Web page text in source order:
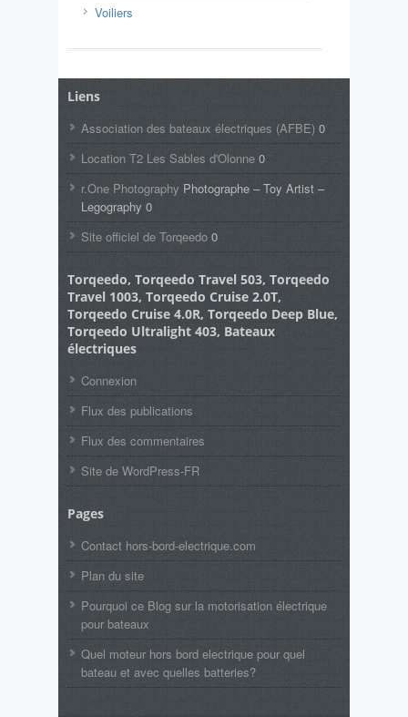
Voiliers
Liens
Association des bateaux électriques (AFBE) 0
Location T2 Les Sables d'Olonne 0
r.One Photography Photographe – Toy Artist –
Legography 0
Site officiel de Torqeedo 0
Torqeedo, Torqeedo Travel 503, Torqeedo
Travel 1003, Torqeedo Cruise 2.0T,
Torqeedo Cruise 4.0R, Torqeedo Deep Blue,
Torqeedo Ultralight 403, Bateaux
électriques
Connexion
Flux des publications
Flux des commentaires
Site de WordPress-FR
Pages
Contact hors-bord-electrique.com
Plan du site
Pourquoi ce Blog sur la motorisation électrique
pour bateaux
Quel moteur hors bord electrique pour quel
bateau et avec quelles batteries?